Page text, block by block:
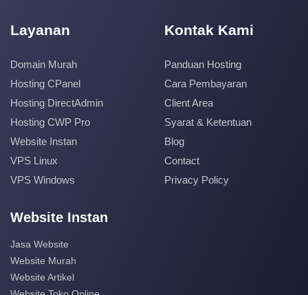
Layanan
Domain Murah
Hosting CPanel
Hosting DirectAdmin
Hosting CWP Pro
Website Instan
VPS Linux
VPS Windows
Kontak Kami
Panduan Hosting
Cara Pembayaran
Client Area
Syarat & Ketentuan
Blog
Contact
Privacy Policy
Website Instan
Jasa Website
Website Murah
Website Artikel